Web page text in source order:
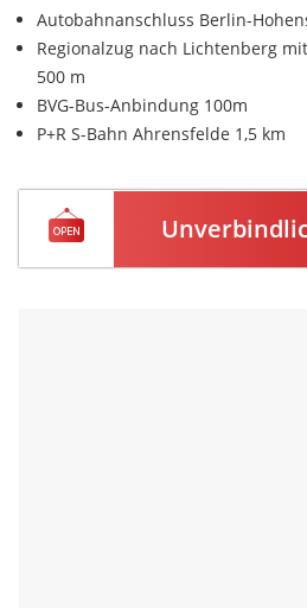
Autobahnanschluss Berlin-
Regionalzug nach Lichtenberg
500 m
BVG-Bus-Anbindung 100m
P+R S-Bahn Ahrensfelde 1,5 km